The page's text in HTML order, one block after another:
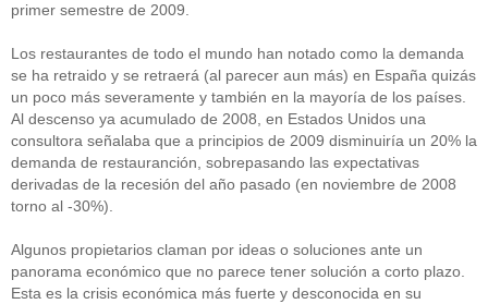
primer semestre de 2009.
Los restaurantes de todo el mundo han notado como la demanda
se ha retraido y se retraerá (al parecer aun más) en España quizás
un poco más severamente y también en la mayoría de los países.
Al descenso ya acumulado de 2008, en Estados Unidos una
consultora señalaba que a principios de 2009 disminuiría un 20% la
demanda de restauranción, sobrepasando las expectativas
derivadas de la recesión del año pasado (en noviembre de 2008
torno al -30%).
Algunos propietarios claman por ideas o soluciones ante un
panorama económico que no parece tener solución a corto plazo.
Esta es la crisis económica más fuerte y desconocida en su